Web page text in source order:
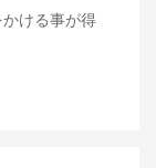
ける事が得